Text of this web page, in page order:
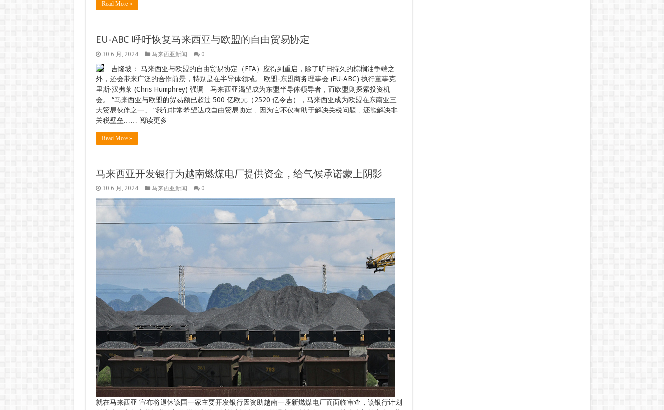
Read More »
EU-ABC 呼吁恢复马来西亚与欧盟的自由贸易协定
30 6 月, 2024 马来西亚新闻 0
吉隆坡： 马来西亚与欧盟的自由贸易协定（FTA）应得到重启，除了旷日持久的棕榈油争端之
外，还会带来广泛的合作前景，特别是在半导体领域。 欧盟-东盟商务理事会 (EU-ABC) 执行董事克
里斯·汉弗莱 (Chris Humphrey) 强调，马来西亚渴望成为东盟半导体领导者，而欧盟则探索投资机
会。 “马来西亚与欧盟的贸易额已超过 500 亿欧元（2520 亿令吉），马来西亚成为欧盟在东南亚三
大贸易伙伴之一。 “我们非常希望达成自由贸易协定，因为它不仅有助于解决关税问题，还能解决非
关税壁垒…… 阅读更多
Read More »
马来西亚开发银行为越南燃煤电厂提供资金，给气候承诺蒙上阴影
30 6 月, 2024 马来西亚新闻 0
就在马来西亚 宣布将退休该国一家主要开发银行因资助越南一座新燃煤电厂而面临审查，该银行计划